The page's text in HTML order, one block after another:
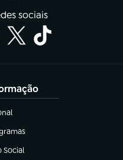
sociais
aba)
aba)
Social
aba)